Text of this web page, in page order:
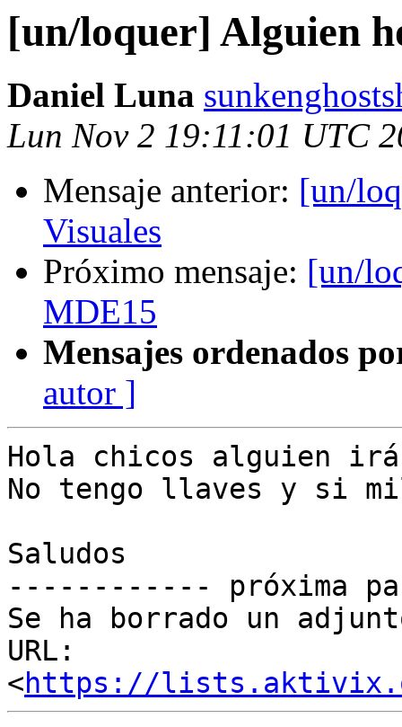
[un/loquer] Alguien
Daniel Luna
Lun Nov 2 19:11:01 UTC
Mensaje anterior: [un/
Visuales
Próximo mensaje: [un/
MDE15
Mensajes ordenados
autor ]
Hola chicos alguien irá
No tengo llaves y si
Saludos
------------ próxima
Se ha borrado un
URL:
<https://